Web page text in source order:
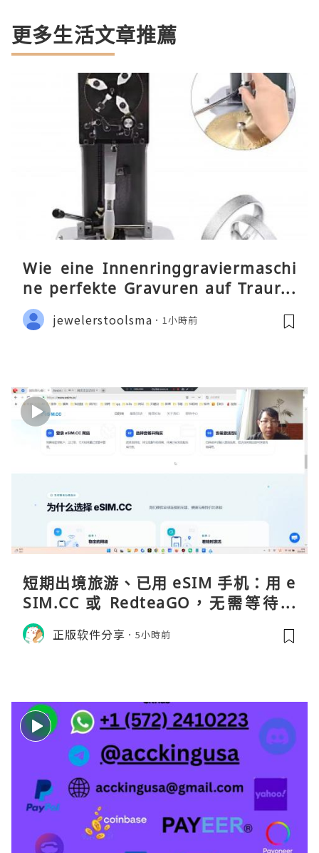
更多生活文章推薦
Wie eine Innenringgraviermaschi
ne perfekte Gravuren auf Traurin
gen ermöglicht
jewelerstoolsma 1小時前
短期出境旅游、已用 eSIM 手机：用 e
SIM.CC 或 RedteaGO，无需等待收
货。需要“当地号码 + 通话短信”（如
打车、外卖、客户联络）：优先 Redt
正版软件分享 5小時前